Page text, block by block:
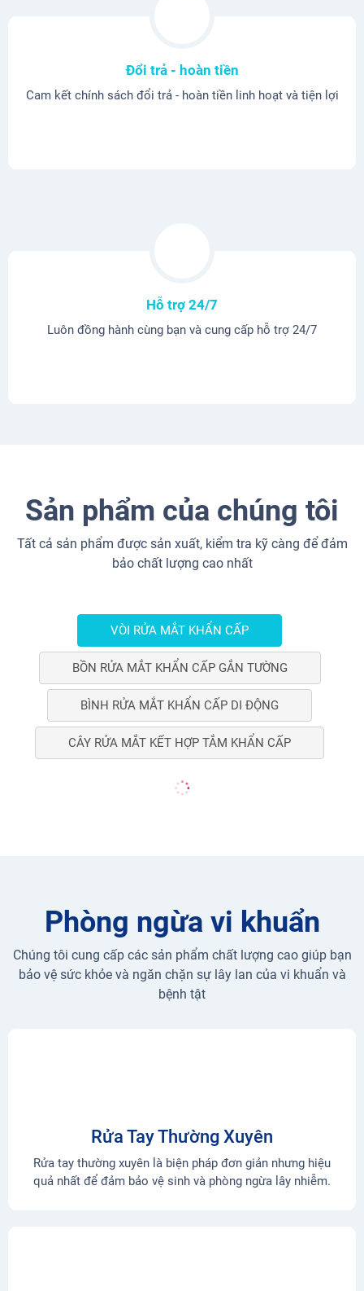
Đổi trả - hoàn tiền
Cam kết chính sách đổi trả - hoàn tiền linh hoạt và tiện lợi
Hỗ trợ 24/7
Luôn đồng hành cùng bạn và cung cấp hỗ trợ 24/7
Sản phẩm của chúng tôi
Tất cả sản phẩm được sản xuất, kiểm tra kỹ càng để đảm
bảo chất lượng cao nhất
VÒI RỬA MẮT KHẨN CẤP
BỒN RỬA MẮT KHẨN CẤP GẮN TƯỜNG
BÌNH RỬA MẮT KHẨN CẤP DI ĐỘNG
CÂY RỬA MẮT KẾT HỢP TẮM KHẨN CẤP
Phòng ngừa vi khuẩn
Chúng tôi cung cấp các sản phẩm chất lượng cao giúp bạn
bảo vệ sức khỏe và ngăn chặn sự lây lan của vi khuẩn và
bệnh tật
Rửa Tay Thường Xuyên
Rửa tay thường xuyên là biện pháp đơn giản nhưng hiệu
quả nhất để đảm bảo vệ sinh và phòng ngừa lây nhiễm.